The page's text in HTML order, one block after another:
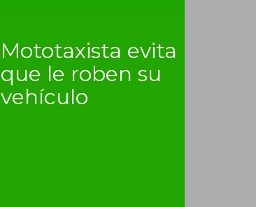
Mototaxista evita
que le roben su
vehículo